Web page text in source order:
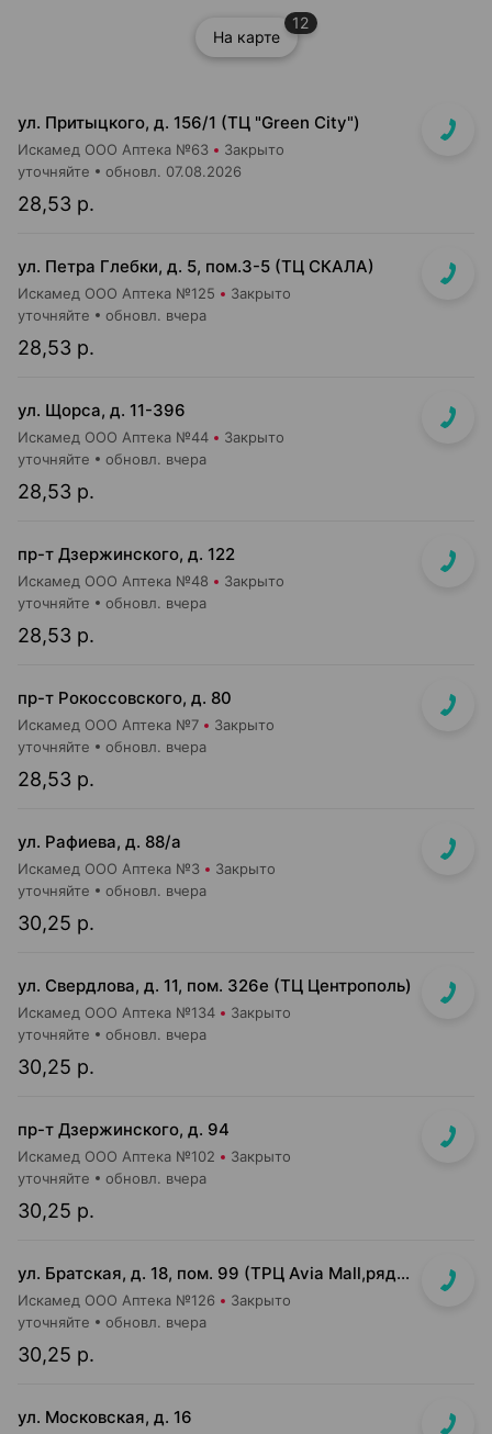
На карте
12
ул. Притыцкого, д. 156/1 (ТЦ "Green City")
Искамед ООО Аптека №63 Закрыто
28,53 р.
уточняйте обновл. 07.08.2026
ул. Петра Глебки, д. 5, пом.3-5 (ТЦ СКАЛА)
Искамед ООО Аптека №125 Закрыто
28,53 р.
уточняйте обновл. вчера
ул. Щорса, д. 11-396
Искамед ООО Аптека №44 Закрыто
28,53 р.
уточняйте обновл. вчера
пр-т Дзержинского, д. 122
Искамед ООО Аптека №48 Закрыто
28,53 р.
уточняйте обновл. вчера
пр-т Рокоссовского, д. 80
Искамед ООО Аптека №7 Закрыто
28,53 р.
уточняйте обновл. вчера
ул. Рафиева, д. 88/а
Искамед ООО Аптека №3 Закрыто
30,25 р.
уточняйте обновл. вчера
ул. Свердлова, д. 11, пом. 326е (ТЦ Центрополь)
Искамед ООО Аптека №134 Закрыто
30,25 р.
уточняйте обновл. вчера
пр-т Дзержинского, д. 94
Искамед ООО Аптека №102 Закрыто
30,25 р.
уточняйте обновл. вчера
ул. Братская, д. 18, пом. 99 (ТРЦ Avia Mall,рядом с гипермаркетом Green)
Искамед ООО Аптека №126 Закрыто
30,25 р.
уточняйте обновл. вчера
ул. Московская, д. 16